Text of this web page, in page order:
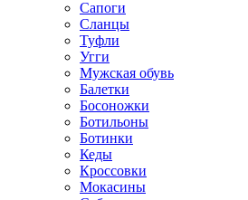
Сапоги
Сланцы
Туфли
Угги
Мужская обувь
Балетки
Босоножки
Ботильоны
Ботинки
Кеды
Кроссовки
Мокасины